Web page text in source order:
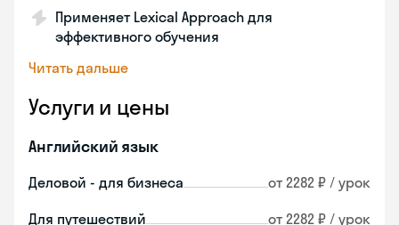
Применяет Lexical Approach для
эффективного обучения
Читать дальше
Услуги и цены
Английский язык
Деловой - для бизнеса от 2282 ₽ / урок
Для путешествий от 2282 ₽ / урок